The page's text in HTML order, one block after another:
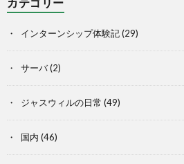
インターンシップ体験記(29)
サーバ(2)
ジャスウィルの日常 (49)
国内 (46)